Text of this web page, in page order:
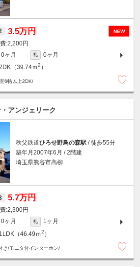
NEW
3.5万円
2,200円
0ヶ月 礼
0ヶ月
（39.74ｍ2 ）
6帖以上2DK/
アンジェリーク
秩父鉄道ひろせ野鳥の森駅 / 徒歩55分
築年月2007年6月 / 2階建
埼玉県熊谷市高柳
5.7万円
2,300円
0ヶ月 礼
1ヶ月
1LDK（46.49ｍ2 ）
き/モニタ付インターホン/